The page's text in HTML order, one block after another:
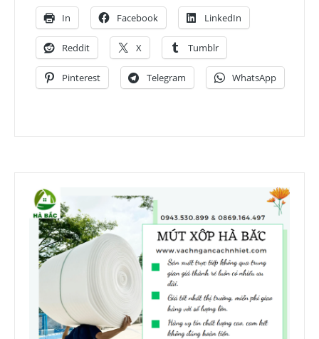
In Facebook LinkedIn
Reddit X Tumblr
Pinterest Telegram WhatsApp